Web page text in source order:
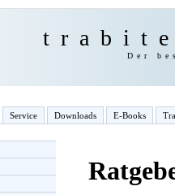
Der
Service Downloads E-Books